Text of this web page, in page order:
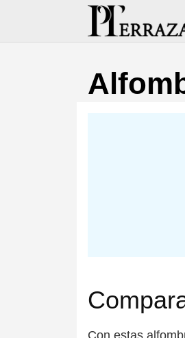
contenido
Con estas